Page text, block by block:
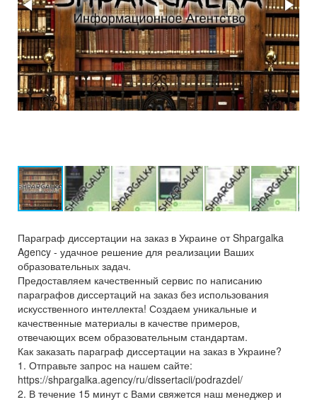
Параграф диссертации на заказ в Украине от Shpargalka
Agency - удачное решение для реализации Ваших
образовательных задач.
Предоставляем качественный сервис по написанию
параграфов диссертаций на заказ без использования
искусственного интеллекта! Создаем уникальные и
качественные материалы в качестве примеров,
отвечающих всем образовательным стандартам.
Как заказать параграф диссертации на заказ в Украине?
1. Отправьте запрос на нашем сайте:
https://shpargalka.agency/ru/dissertacii/podrazdel/
2. В течение 15 минут с Вами свяжется наш менеджер и